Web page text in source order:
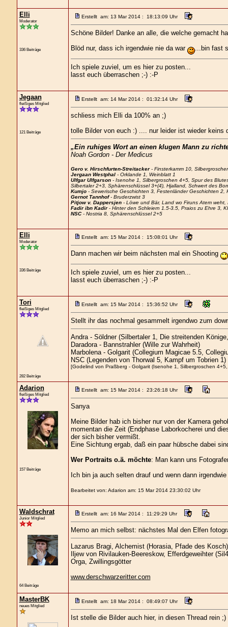
Elli
Moderator
336 Beiträge
Erstellt am: 13 Mar 2014 : 18:13:09 Uhr
Schöne Bilder! Danke an alle, die welche gemacht
Blöd nur, dass ich irgendwie nie da war
...bin fast
Ich spiele zuviel, um es hier zu posten...
lasst euch überraschen ;-) :-P
Jegaan
fleißiges Mitglied
121 Beiträge
Erstellt am: 14 Mar 2014 : 01:32:14 Uhr
schliess mich Elli da 100% an ;)
tolle Bilder von euch :) .... nur leider ist wieder
„Ein ruhiges Wort an einen klugen Mann zu
Noah Gordon - Der Medicus
Gero v. Hirschfurten-Streitacker- Finsterkamm 10,
Jergaan Westphal- Orklande 1, Weinblatt 1
Ulfgar Ulfgarson- Isenohe 1, Silbergroschen 4+5, Spur des
Silbertaler 2+3, Sphärenschlüssel 3+(4), Hjalland, Schwert des
Kumjo- Sewerische Geschichten 3, Festenländer Geschichten 2,
Gernot Tannhof- Bruderzwist 3
Pitjow v. Dappersjen- Löwe und Bär, Land wo Firuns Atem
Fadir ibn Kadir- Hinter den Schleiern 1.5-3.5, Praios zu Ehre 3,
NSC- Nostria 8, Sphärenschlüssel 2+5
Elli
Moderator
336 Beiträge
Erstellt am: 15 Mar 2014 : 15:08:01 Uhr
Dann machen wir beim nächsten mal ein Shooting
Ich spiele zuviel, um es hier zu posten...
lasst euch überraschen ;-) :-P
Tori
fleißiges Mitglied
282 Beiträge
Erstellt am: 15 Mar 2014 : 15:36:52 Uhr
Stellt ihr das nochmal gesammelt irgendwo zum
Andra - Söldner (Silbertaler 1, Die streitenden
Daradora - Bannstrahler (Wille zur Wahrheit)
Marbolena - Golgarit (Collegium Magicae 5.5,
NSC (Legenden von Thorwal 5, Kampf um Tobrien 1)
[Godelind von Praßberg - Golgarit (Isenohe 1, Silbergroschen
Adarion
fleißiges Mitglied
157 Beiträge
Erstellt am: 15 Mar 2014 : 23:26:18 Uhr
Sanya
Meine Bilder hab ich bisher nur von der Kamera
momentan die Zeit (Endphase Laborkocherei und
der sich bisher vermißt.
Eine Sichtung ergab, daß ein paar hübsche dabei
Wer Portraits o.ä. möchte: Man kann uns
Ich bin ja auch selten drauf und wenn dann
Bearbeitet von: Adarion am: 15 Mar 2014 23:30:02 Uhr
Waldschrat
Junior Mitglied
64 Beiträge
Erstellt am: 16 Mar 2014 : 11:29:29 Uhr
Memo an mich selbst: nächstes Mal den Elfen
Lazarus Bragi, Alchemist (Horasia, Pfade des Kosch)
Iljew von Rivilauken-Beereskow, Efferdgeweihter
Orga, Zwillingsgötter
www.derschwarzeritter.com
MasterBK
neues Mitglied
Erstellt am: 18 Mar 2014 : 08:49:07 Uhr
Ist stelle die Bilder auch hier, in diesen Thread rein ;)